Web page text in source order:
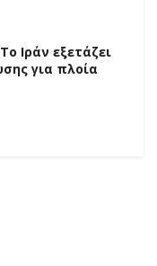
Ιράν εξετάζει
για πλοία